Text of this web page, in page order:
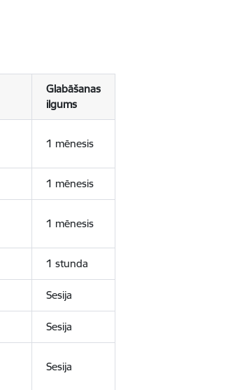
Glabāšanas
ilgums
1 mēnesis
1 mēnesis
1 mēnesis
1 stunda
Sesija
Sesija
Sesija